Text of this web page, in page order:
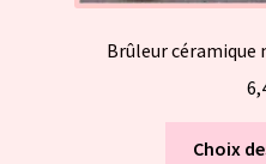
Brûleur céramique
Choix